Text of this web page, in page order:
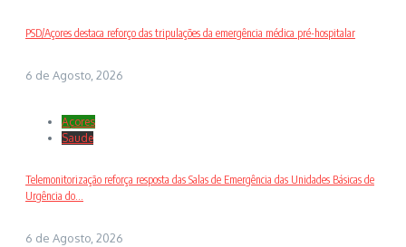
PSD/Açores destaca reforço das tripulações da emergência médica pré-hospitalar
6 de Agosto, 2026
Açores
Saude
Telemonitorização reforça resposta das Salas de Emergência das Unidades Básicas de
Urgência do...
6 de Agosto, 2026